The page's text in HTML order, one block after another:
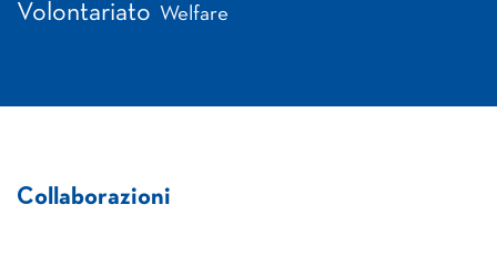
Volontariato Welfare
Collaborazioni